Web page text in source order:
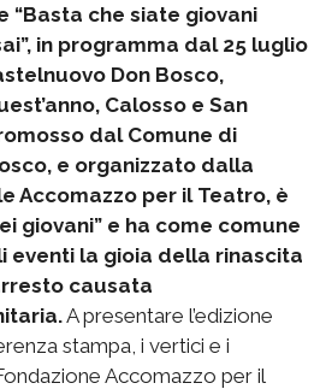
che siate giovani
in programma dal 25 luglio
Don Bosco,
Calosso e San
dal Comune di
e organizzato dalla
Accomazzo per il Teatro, è
giovani” e ha come comune
eventi la gioia della rinascita
causata
A presentare l’edizione
stampa, i vertici e i
Accomazzo per il